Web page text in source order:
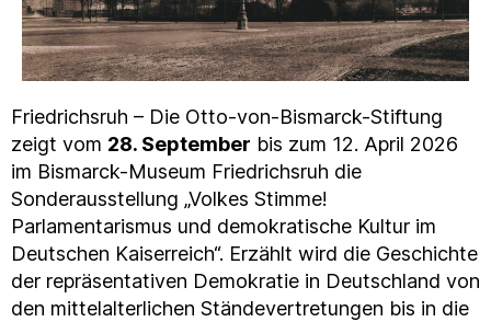
Friedrichsruh – Die Otto-von-Bismarck-Stiftung
zeigt vom 28. September bis zum 12. April 2026
im Bismarck-Museum Friedrichsruh die
Sonderausstellung „Volkes Stimme!
Parlamentarismus und demokratische Kultur im
Deutschen Kaiserreich“. Erzählt wird die Geschichte
der repräsentativen Demokratie in Deutschland von
den mittelalterlichen Ständevertretungen bis in die